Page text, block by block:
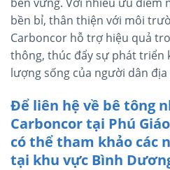
bền bỉ, thân thiện với môi
Carboncor hỗ trợ hiệu quả
thông, thúc đẩy sự phát triển
lượng sống của người dân
Để liên hệ về bê tông
Carboncor tại Phú
có thể tham khảo các
tại khu vực Bình